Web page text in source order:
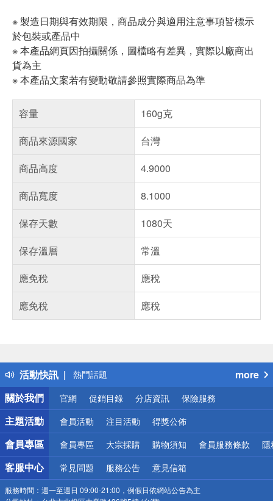
※ 製造日期與有效期限，商品成分與適用注意事項皆標示
於包裝或產品中
※ 本產品網頁因拍攝關係，圖檔略有差異，實際以廠商出
貨為主
※ 本產品文案若有變動敬請參照實際商品為準
容量
160g克
商品來源國家
台灣
商品高度
4.9000
商品寬度
8.1000
保存天數
1080天
保存溫層
常溫
應免稅
應稅
應免稅
應稅
活動快訊
得獎公告
熱門話題
銀行優惠
偏遠地區配送
詐騙網頁！請小心！
more
關於我們
官網 促銷目錄 分店資訊 保險服務
主題活動 會員活動 注目活動 得獎公佈
會員專區 會員專區 大宗採購 購物須知 會員服務條款 隱
客服中心 常見問題 服務公告 意見信箱
服務時間： 週一至週日 09:00-21:00，例假日依網站公告為主